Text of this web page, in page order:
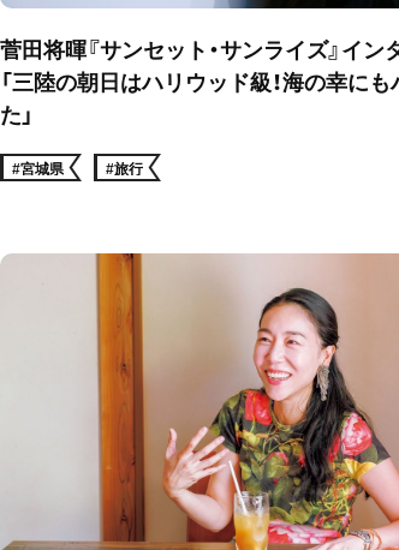
菅田将暉『サンセット・サンライズ』イン
「三陸の朝日はハリウッド級！海の幸に
た」
#宮城県 #旅行